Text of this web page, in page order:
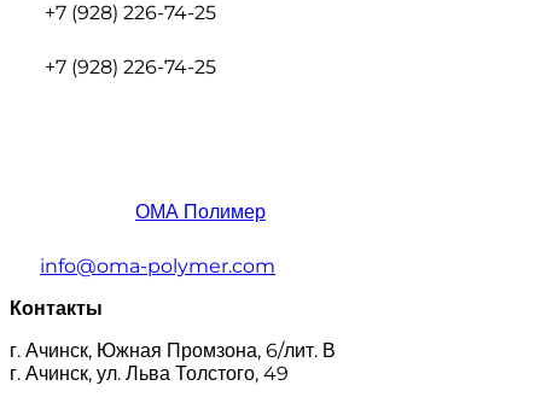
+7 (928) 226-74-25
+7 (928) 226-74-25
ОМА Полимер
info@oma-polymer.com
Контакты
г. Ачинск, Южная Промзона, 6/лит. В
г. Ачинск, ул. Льва Толстого, 49